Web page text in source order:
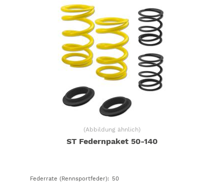
(Abbildung ähnlich)
ST Federnpaket 50-140
Federrate (Rennsportfeder): 50